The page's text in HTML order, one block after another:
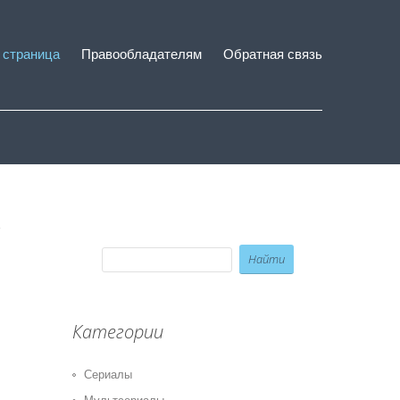
Правообладателям Обратная связь
Категории
Сериалы